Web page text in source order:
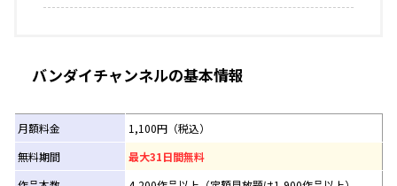
バンダイチャンネルの基本情報
月額料金
1,100円（税込）
無料期間
最大31日間無料